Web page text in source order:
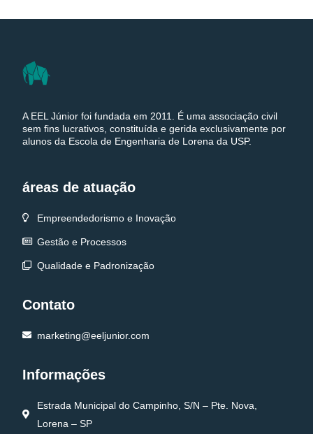
A EEL Júnior foi fundada em 2011. É uma associação civil
sem fins lucrativos, constituída e gerida exclusivamente por
alunos da Escola de Engenharia de Lorena da USP.
áreas de atuação
Empreendedorismo e Inovação
Gestão e Processos
Qualidade e Padronização
Contato
marketing@eeljunior.com
Informações
Estrada Municipal do Campinho, S/N – Pte. Nova,
Lorena – SP